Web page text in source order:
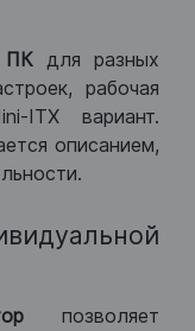
ПКдля разных
рабочая
ITX вариант.
описанием,
позволяет